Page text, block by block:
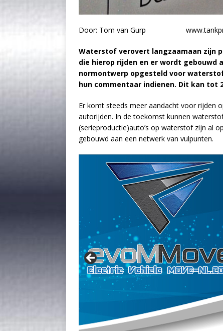
Door: Tom van Gurp
Waterstof verovert langzaamaan zijn
die hierop rijden en er wordt
normontwerp opgesteld voor
hun commentaar indienen. Dit kan tot
Er komt steeds meer aandacht voor rijden
autorijden. In de toekomst kunnen
(serieproductie)auto’s op waterstof zijn al
gebouwd aan een netwerk van vulpunten.